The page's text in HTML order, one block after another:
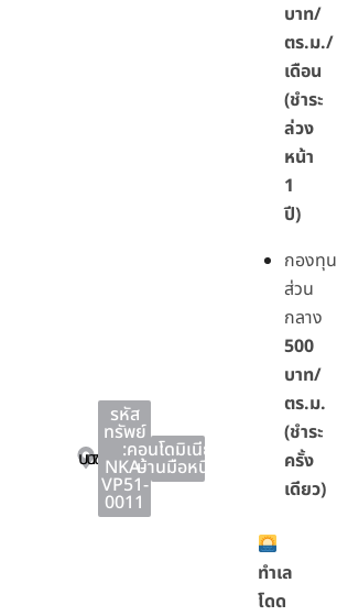
บางละมุง
บางละมุง
ชลบุรี
รหัส
ทรัพย์
:
NKA-
VP51-
0011
คอนโดมิเนียม
บ้านมือหนึ่ง
บาท/
ตร.ม./
เดือน
(ชำระ
ล่วง
หน้า
1
ปี)
กองทุน
ส่วน
กลาง
500
บาท/
ตร.ม.
(ชำระ
ครั้ง
เดียว)
ทำเล
โดด